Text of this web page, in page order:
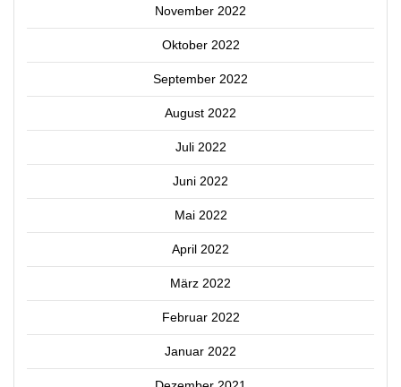
November 2022
Oktober 2022
September 2022
August 2022
Juli 2022
Juni 2022
Mai 2022
April 2022
März 2022
Februar 2022
Januar 2022